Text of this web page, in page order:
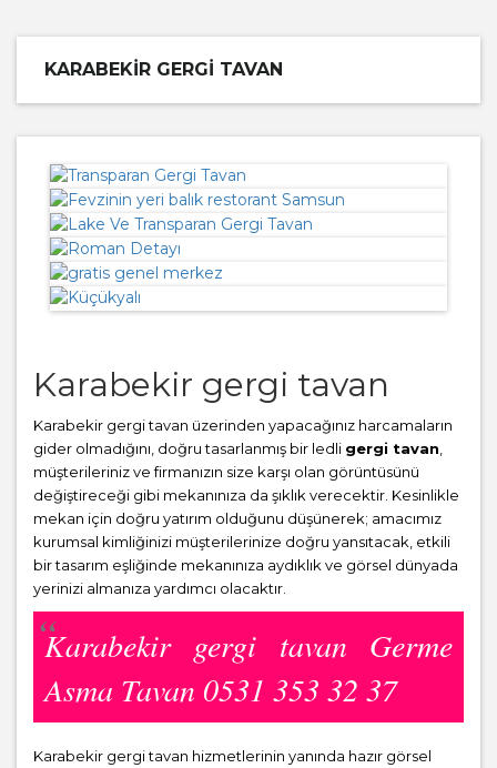
KARABEKIR GERGI TAVAN
Karabekir gergi tavan
Karabekir gergi tavan üzerinden yapacağınız harcamaların
gider olmadığını, doğru tasarlanmış bir ledli gergi tavan
müşterileriniz ve firmanızın size karşı olan görüntüsünü
değiştireceği gibi mekanınıza da şıklık verecektir. Kesinlikle
mekan için doğru yatırım olduğunu düşünerek; amacımız
kurumsal kimliğinizi müşterilerinize doğru yansıtacak, etkili
bir tasarım eşliğinde mekanınıza aydıklık ve görsel dünyada
yerinizi almanıza yardımcı olacaktır.
Karabekir gergi tavan Germe
Asma Tavan 0531 353 32 37
Karabekir gergi tavan hizmetlerinin yanında hazır görsel